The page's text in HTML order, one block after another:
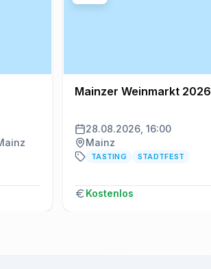
Mainzer Weinmarkt 2026
28.08.2026, 16:00
Mainz
TASTING STADTFEST
Kostenlos